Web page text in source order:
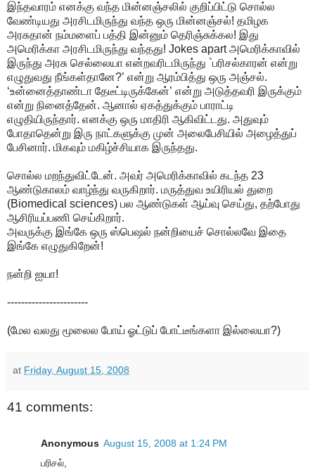
இந்தவாரம் எனக்கு வந்த மின்னஞ்சலில் குறிப்பிட்டு சொல்ல
வேண்டியது அரசிடமிருந்து வந்த ஒரு மின்னஞ்சல்! தமிழக
அரசுதான் நம்மளைப் பத்தி இன்னும் தெரிஞ்சுக்கல! இது
அமெரிக்கா அரசிடமிருந்து வந்தது! Jokes apart அமெரிக்காவில்
இருந்து அரசு செல்லையா என்றவரிடமிருந்து `பரிசல்காரன் என்று
எழுதுவது நீங்கள்தானே?’ என்று ஆரம்பித்து ஒரு அஞ்சல்.
‘உன்னைத்தாண்டா தேடீட்டிருக்கேன்’ என்று அடுத்தவரி இருக்கும்
என்று நினைத்தேன். ஆனால் ஏகத்துக்கும் பாராட்டி
எழுதியிருந்தார். எனக்கு ஒரு மாதிரி ஆகிவிட்டது. அதுவும்
போதாதென்று இரு நாட்களுக்கு முன் அலைபேசியில் அழைத்துப்
பேசினார். மிகவும் மகிழ்ச்சியாக இருந்தது.
சொல்ல மறந்துவிட்டேன். அவர் அமெரிக்காவில் கடந்த 23
ஆண்டுகாலம் வாழ்ந்து வருகிறார். மருத்துவ உயிரியல் துறை
(Biomedical sciences) பல ஆண்டுகள் ஆய்வு செய்து, தற்போது
ஆசிரியப்பணி செய்கிறார்.
அவருக்கு இங்கே ஒரு ஸ்பெஷல் நன்றியைச் சொல்லவே இதை
இங்கே எழுதுகிறேன்!
நன்றி ஐயா!
-----------------------
(மேல வலது மூலைல போய் ஓட்டுப் போட்டீங்களா இல்லையா?)
at Friday, August 15, 2008
41 comments:
Anonymous August 15, 2008 at 1:24 PM
பரிசல்,